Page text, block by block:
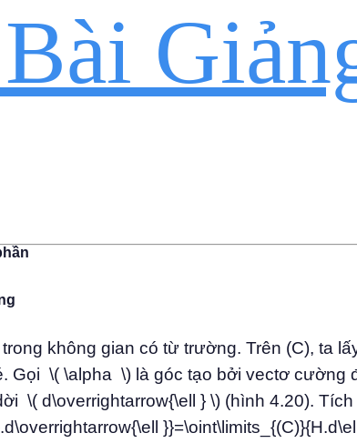
không gian có từ trường. Trên (C), ta
Gọi \( \alpha \) là góc tạo bởi vectơ cường
\( d\overrightarrow{\ell } \) (hình 4.20).